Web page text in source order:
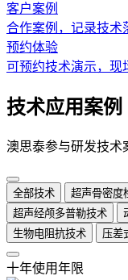
客户案例
合作案例，记录技术
预约体验
可预约技术演示，现
技术应用案例
澳思泰参与研发技术
全部技术 超声骨密度
超声经颅多普勒技术
生物电阻抗技术
压差
十年使用年限